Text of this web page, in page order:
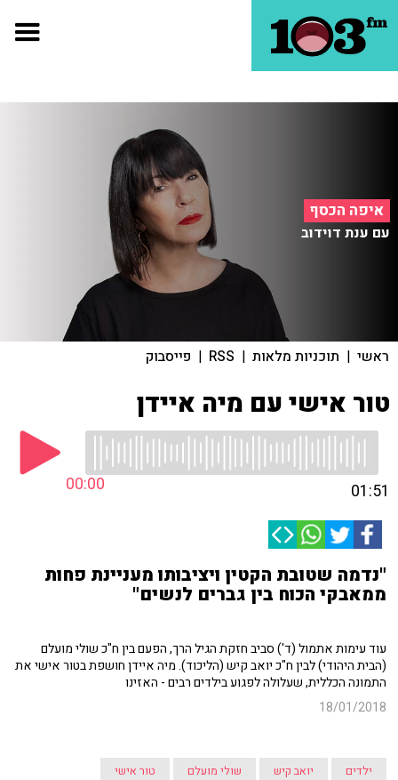
איפה הכסף
עם ענת דוידוב
ראשי | תוכניות מלאות |
RSS
| פייסבוק
טור אישי עם מיה איידן
00:00 01:51
"נדמה שטובת הקטין ויציבותו מעניינת פחות
ממאבקי הכוח בין גברים לנשים"
עוד עימות אתמול (ד') סביב חזקת הגיל הרך, הפעם בין ח"כ שולי מועלם
(הבית היהודי) לבין ח"כ יואב קיש (הליכוד). מיה איידן חושפת בטור אישי את
התמונה הכללית, שעלולה לפגוע בילדים רבים - האזינו
18/01/2018
ילדים יואב קיש שולי מועלם
טור אישי